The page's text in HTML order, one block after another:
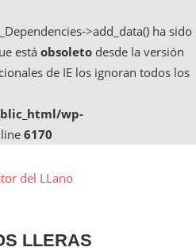
>add_data() ha sido
está obsoleto desde la versión
de IE los ignoran todos los
wp-
6170
LLERAS